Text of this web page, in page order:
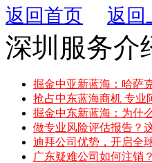
返回首页
返回
深圳服务介
掘金中亚新蓝海：哈萨
抢占中东蓝海商机 专业
掘金中东新蓝海：为什
做专业风险评估报告？
迪拜公司优势，开启全
广东疑难公司如何注销